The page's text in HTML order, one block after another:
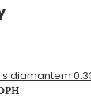
diamantem